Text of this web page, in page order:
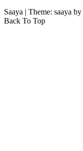
Saaya | Theme: saaya by
Back To Top